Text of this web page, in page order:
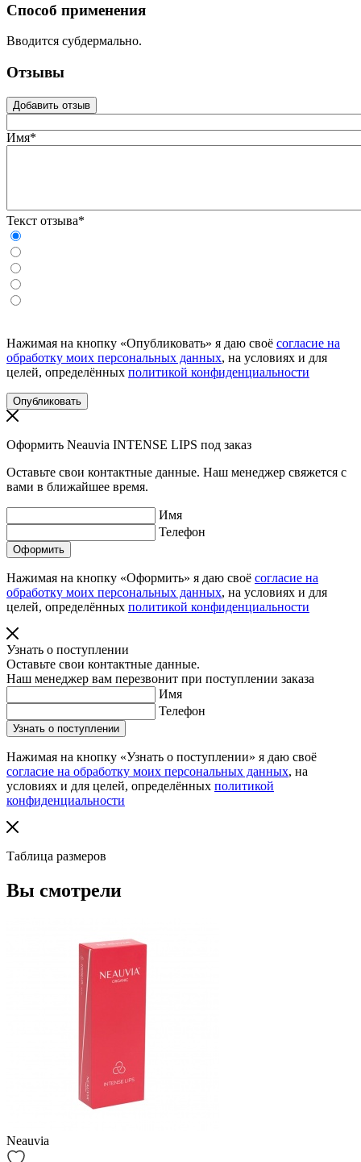
Способ применения
Вводится субдермально.
Отзывы
Добавить отзыв
Имя*
Текст отзыва*
Нажимая на кнопку «Опубликовать» я даю своё согласие на
обработку моих персональных данных, на условиях и для
целей, определённых политикой конфиденциальности
Оформить Neauvia INTENSE LIPS под заказ
Оставьте свои контактные данные. Наш менеджер свяжется с
вами в ближайшее время.
Имя
Телефон
Нажимая на кнопку «Оформить» я даю своё согласие на
обработку моих персональных данных, на условиях и для
целей, определённых политикой конфиденциальности
Узнать о поступлении
Оставьте свои контактные данные.
Наш менеджер вам перезвонит при поступлении заказа
Имя
Телефон
Нажимая на кнопку «Узнать о поступлении» я даю своё
согласие на обработку моих персональных данных, на
условиях и для целей, определённых политикой
конфиденциальности
Таблица размеров
Вы смотрели
Neauvia